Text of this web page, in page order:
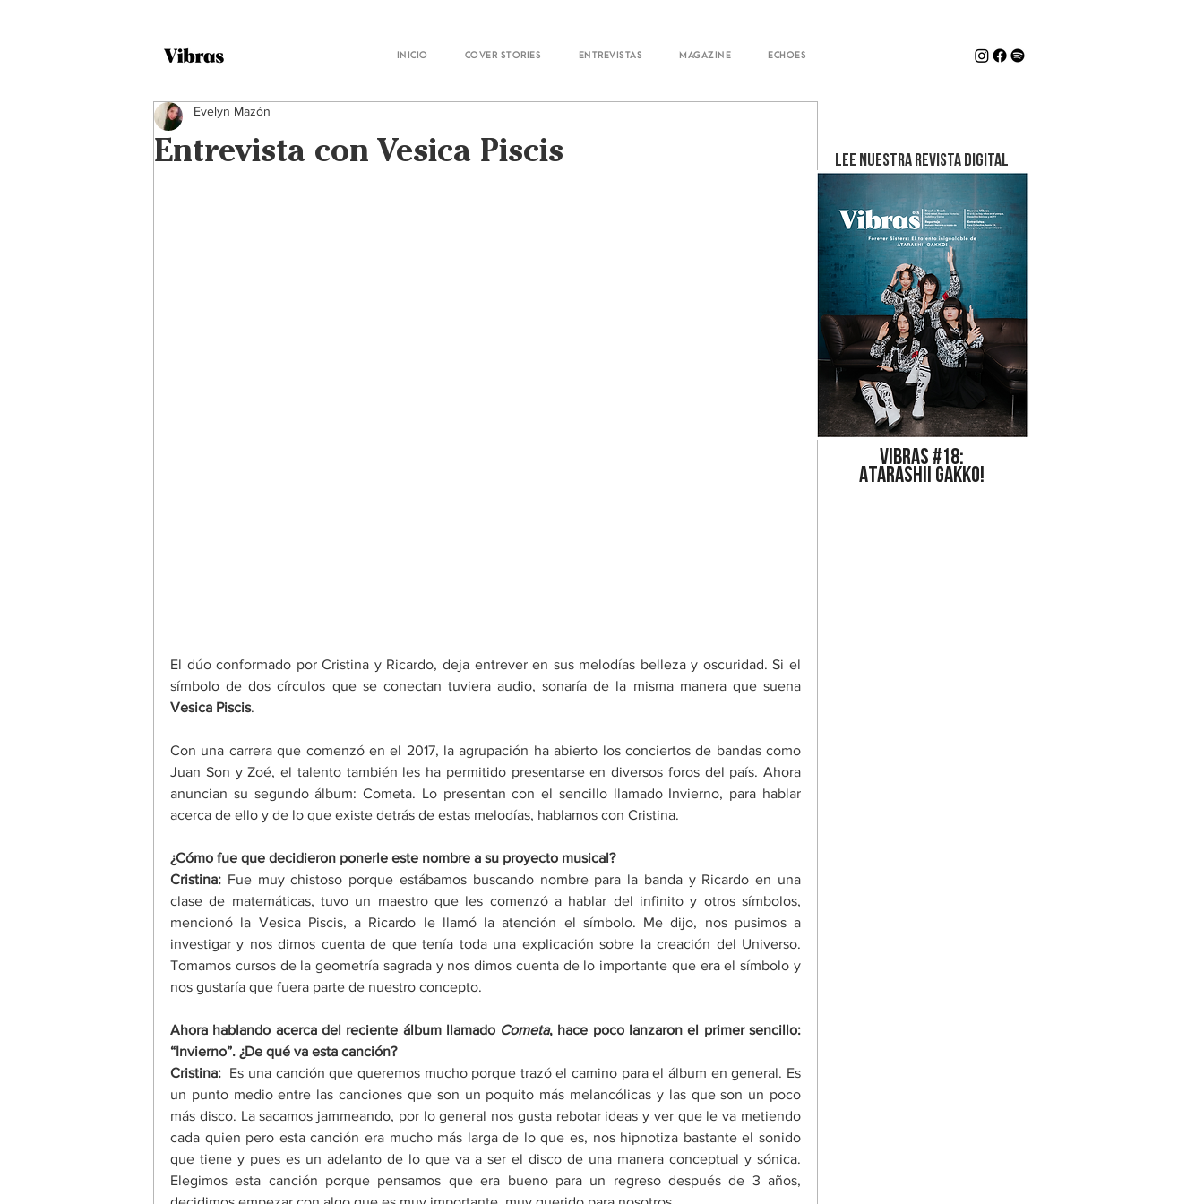
Inicio Cover Stories Entrevistas Magazine Echoes
Entrevista con Vesica Piscis
Evelyn Mazón
El dúo conformado por Cristina y Ricardo, deja entrever en sus melodías belleza y oscuridad. Si el
Vesica Piscis.
Con una carrera que comenzó en el 2017, la agrupación ha abierto los conciertos de bandas como
Juan Son y Zoé, el talento también les ha permitido presentarse en diversos foros del país. Ahora
anuncian su segundo álbum: Cometa. Lo presentan con el sencillo llamado Invierno, para hablar
acerca de ello y de lo que existe detrás de estas melodías, hablamos con Cristina.
¿Cómo fue que decidieron ponerle este nombre a su proyecto musical?
Cristina: Fue muy chistoso porque estábamos buscando nombre para la banda y Ricardo en una
clase de matemáticas, tuvo un maestro que les comenzó a hablar del infinito y otros símbolos,
mencionó la Vesica Piscis, a Ricardo le llamó la atención el símbolo. Me dijo, nos pusimos a
investigar y nos dimos cuenta de que tenía toda una explicación sobre la creación del Universo.
Tomamos cursos de la geometría sagrada y nos dimos cuenta de lo importante que era el símbolo y
nos gustaría que fuera parte de nuestro concepto.
Ahora hablando acerca del reciente álbum llamado Cometa, hace poco lanzaron el primer sencillo:
“Invierno”. ¿De qué va esta canción?
Cristina: Es una canción que queremos mucho porque trazó el camino para el álbum en general. Es
un punto medio entre las canciones que son un poquito más melancólicas y las que son un poco
más disco. La sacamos jammeando, por lo general nos gusta rebotar ideas y ver que le va metiendo
cada quien pero esta canción era mucho más larga de lo que es, nos hipnotiza bastante el sonido
que tiene y pues es un adelanto de lo que va a ser el disco de una manera conceptual y sónica.
Elegimos esta canción porque pensamos que era bueno para un regreso después de 3 años,
LEE NUESTRA REVISTA DIGITAL
Vibras #18:
ATARASHII GAKKO!